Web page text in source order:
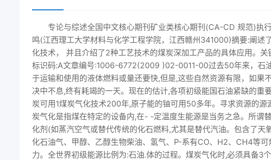
专论与综述全国中文核心期刊矿业类核心期刊(CA-CD 规范)执
鸣(江西理工大学材料与化学工程学院，江西赣州341000)摘要:阐述
化技术， 并且介绍了2种工艺技术的煤炭深加工产品的具体应用。
标识码:A文章编号:1006-6772(2009 )02-0011-00过去50年来，石
于运输和使用的液体燃料或量还要快,但是,这些自然资源有限，如
决中不息,终有耗竭的一天。现在的估计,各项初级能国石油紧缺的
炭可用1煤炭气化技术200年,原子能的铀可用50多年。寻求资源的
炭气化是指煤在特定的设备内,在- -定温度生能源是当务之急。所谓
化剂(如蒸汽空气或替代传统的化石燃料,尤其是替代汽油。包含了
化石油气、甲醇、乙醇生物柴油、氢气、P-系有CO、H2、CH4等
力。全世界初级能源比例为:石油.体的过程。煤炭气化时,必须具备3